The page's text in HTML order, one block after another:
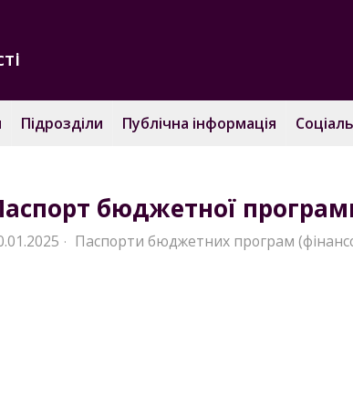
Підрозділи Публічна інформація
бюджетної
· Паспорти бюджетних програм